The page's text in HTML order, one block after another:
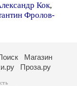
Кок,
Фролов-
Магазин
Проза.ру